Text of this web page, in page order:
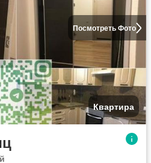
Посмотреть Фото
Квартира